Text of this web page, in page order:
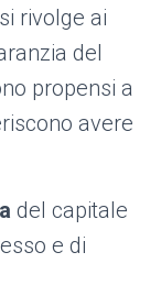
rivolge ai
del
propensi a
avere
del capitale
e di